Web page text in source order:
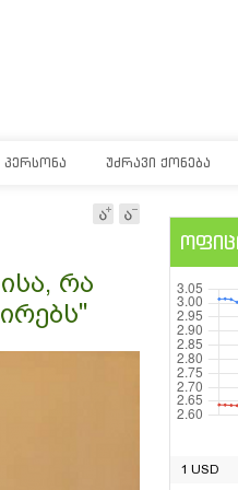
ᲞᲔᲠᲡᲝᲜᲐ ᲣᲫᲠᲐᲕᲘ ᲥᲝᲜᲔᲑᲐ
რა
1 USD